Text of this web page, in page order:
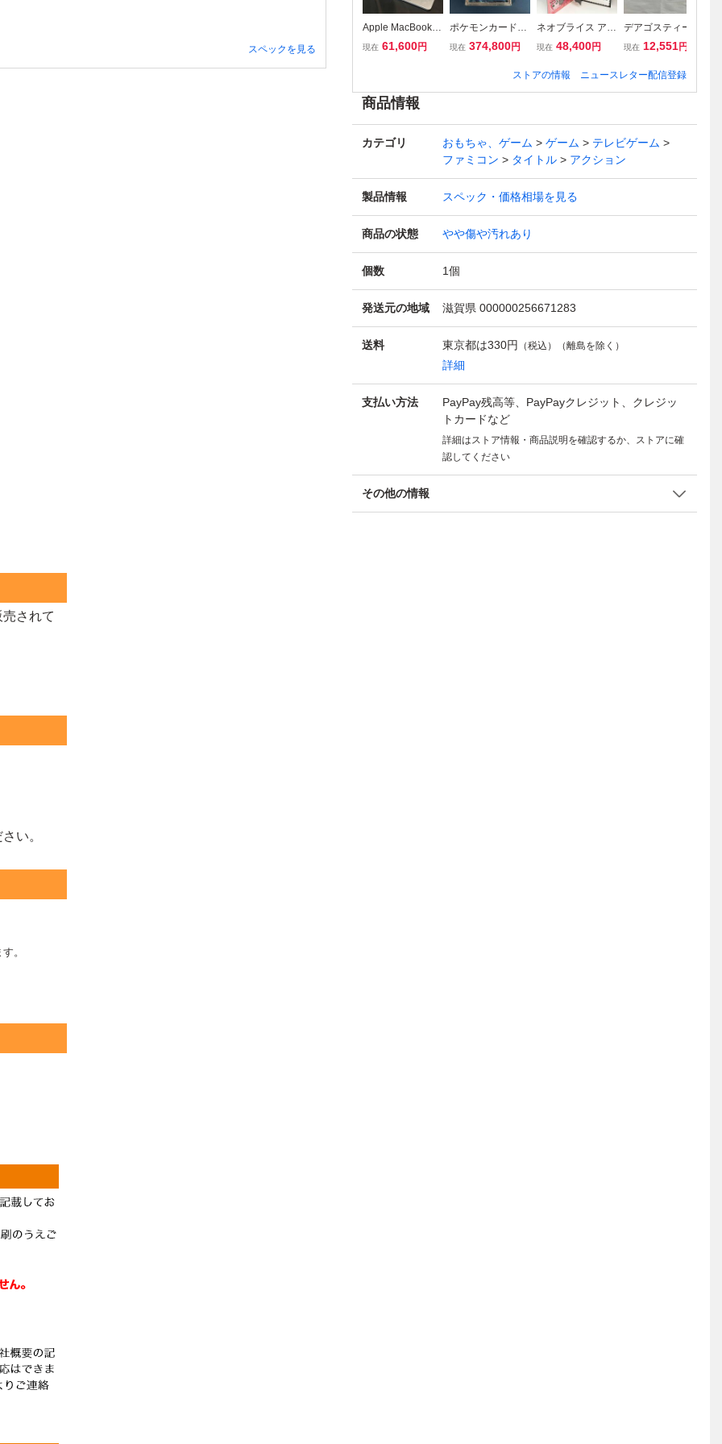
スペックを見る
Apple MacBook N
eo (13-inch) MHF
現在 61,600円
ポケモンカードe
拡張パック 第3
現在 374,800円
ネオブライス アル
ティメットツアー
現在 48,400円
デアゴスティーニ
あぶない刑事 DV
34巻セット DVD
現在 12,551円
ストアの情報 ニュースレター配信登録
商品情報
カテゴリ おもちゃ、ゲーム ゲーム
テレビゲーム
ファミコン
タイトル アクション
製品情報 スペック・価格相場を見る
商品の状態 やや傷や汚れあり
個数 1個
発送元の地域 滋賀県 000000256671283
送料 東京都は330円 （税込）（離島を除く）
詳細
支払い方法
PayPay残高等、PayPayクレジット、クレジッ
トカードなど
詳細はストア情報・商品説明を確認するか、ストアに確
認してください
その他の情報